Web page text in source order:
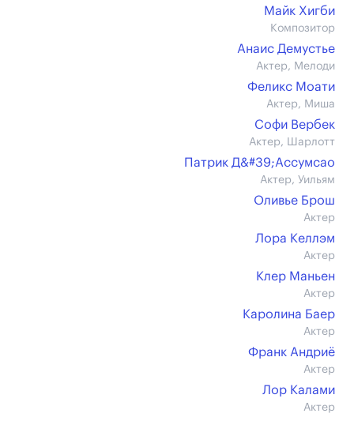
Майк Хигби
Композитор
Анаис Демустье
Актер, Мелоди
Феликс Моати
Актер, Миша
Софи Вербек
Актер, Шарлотт
Патрик Д&#39;Ассумсао
Актер, Уильям
Оливье Брош
Актер
Лора Келлэм
Актер
Клер Маньен
Актер
Каролина Баер
Актер
Франк Андриё
Актер
Лор Калами
Актер